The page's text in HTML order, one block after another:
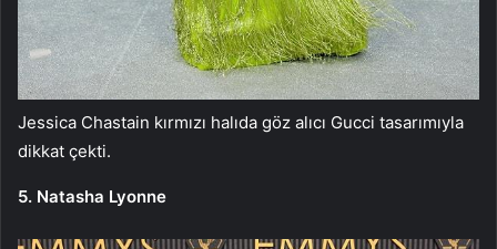
Jessica Chastain kırmızı halıda göz alıcı Gucci tasarımıyla
dikkat çekti.
5. Natasha Lyonne